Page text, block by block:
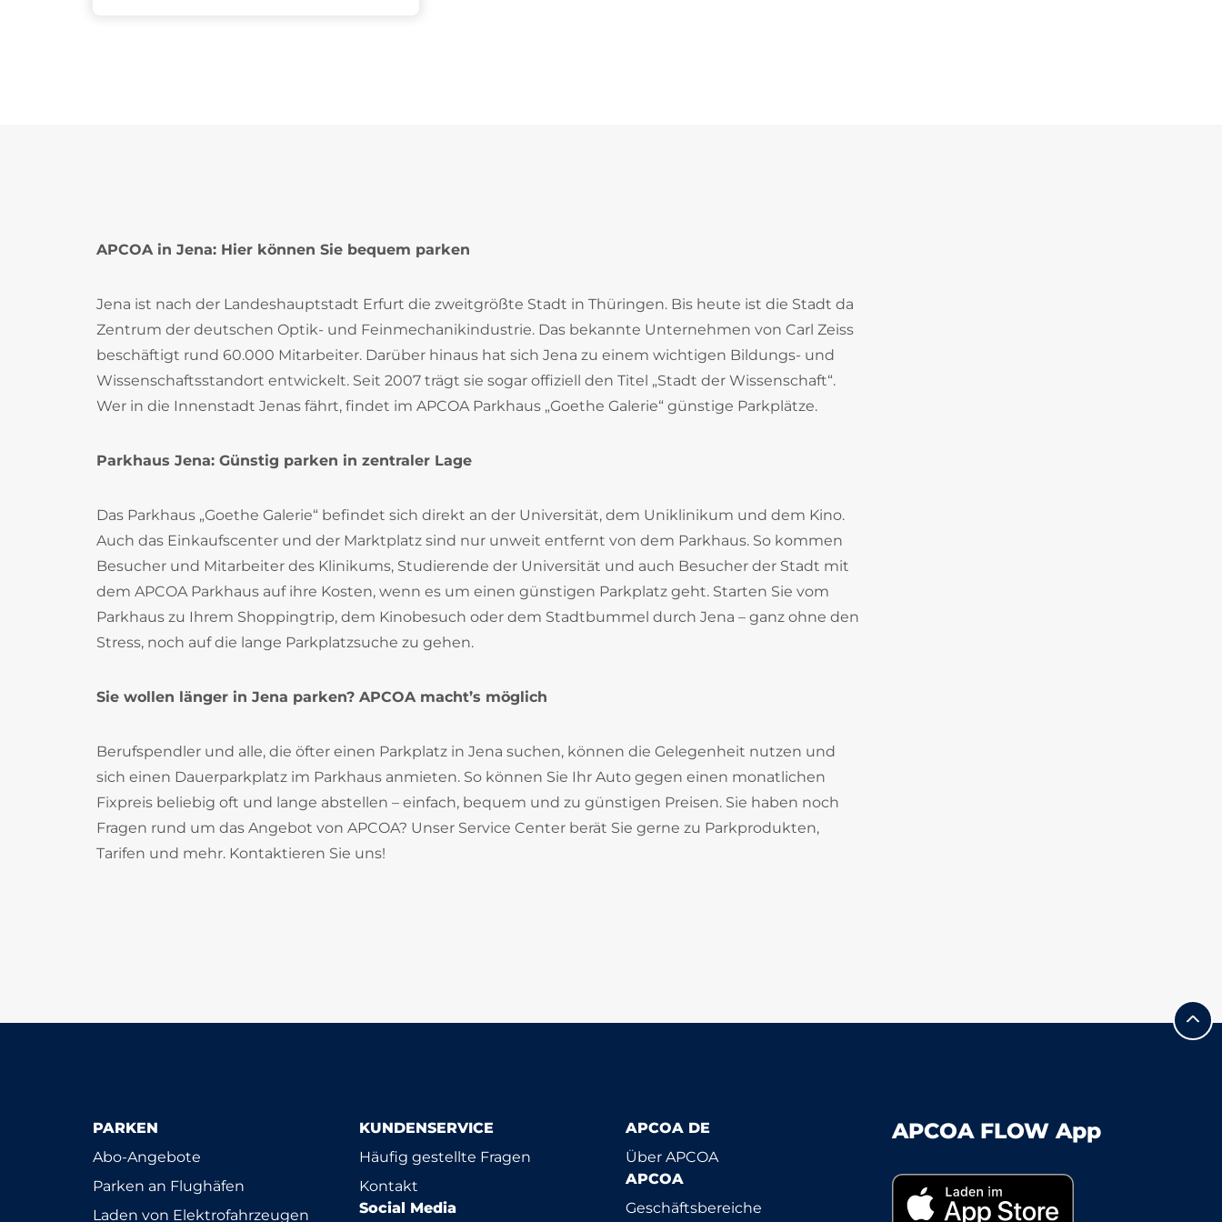
APCOA in Jena: Hier können Sie bequem parken
Jena ist nach der Landeshauptstadt Erfurt die zweitgrößte Stadt in Thüringen. Bis heute ist die Stadt da
Zentrum der deutschen Optik- und Feinmechanikindustrie. Das bekannte Unternehmen von Carl Zeiss
beschäftigt rund 60.000 Mitarbeiter. Darüber hinaus hat sich Jena zu einem wichtigen Bildungs- und
Wissenschaftsstandort entwickelt. Seit 2007 trägt sie sogar offiziell den Titel „Stadt der Wissenschaft“.
Wer in die Innenstadt Jenas fährt, findet im APCOA Parkhaus „Goethe Galerie“ günstige Parkplätze.
Parkhaus Jena: Günstig parken in zentraler Lage
Das Parkhaus „Goethe Galerie“ befindet sich direkt an der Universität, dem Uniklinikum und dem Kino.
Auch das Einkaufscenter und der Marktplatz sind nur unweit entfernt von dem Parkhaus. So kommen
Besucher und Mitarbeiter des Klinikums, Studierende der Universität und auch Besucher der Stadt mit
dem APCOA Parkhaus auf ihre Kosten, wenn es um einen günstigen Parkplatz geht. Starten Sie vom
Parkhaus zu Ihrem Shoppingtrip, dem Kinobesuch oder dem Stadtbummel durch Jena – ganz ohne den
Stress, noch auf die lange Parkplatzsuche zu gehen.
Sie wollen länger in Jena parken? APCOA macht’s möglich
Berufspendler und alle, die öfter einen Parkplatz in Jena suchen, können die Gelegenheit nutzen und
sich einen Dauerparkplatz im Parkhaus anmieten. So können Sie Ihr Auto gegen einen monatlichen
Fixpreis beliebig oft und lange abstellen – einfach, bequem und zu günstigen Preisen. Sie haben noch
Fragen rund um das Angebot von APCOA? Unser Service Center berät Sie gerne zu Parkprodukten,
Tarifen und mehr. Kontaktieren Sie uns!
PARKEN
Abo-Angebote
Parken an Flughäfen
Laden von Elektrofahrzeugen
KUNDENSERVICE
Häufig gestellte Fragen
Kontakt
Social Media
APCOA DE
Über APCOA
APCOA
Geschäftsbereiche
APCOA FLOW App